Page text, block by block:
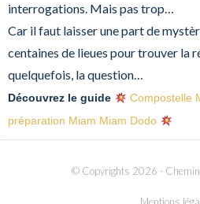
interrogations. Mais pas trop…
Car il faut laisser une part de
centaines de lieues pour trouver la
quelquefois, la question…
Découvrez le guide Compostelle
préparation Miam Miam Dodo
© Copyrights 2026 -